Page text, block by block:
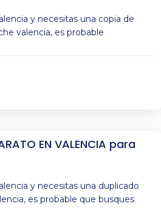
y necesitas una copia de
valencia, es probable
EN VALENCIA para
y necesitas una duplicado
es probable que busques